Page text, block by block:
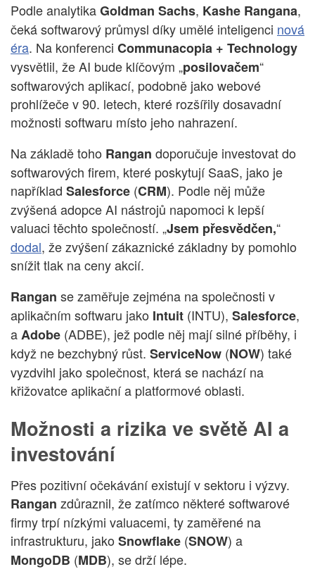
Podle analytikaGoldman Sachs, Kashe Rangana,
čeká softwarový průmysl díky umělé inteligenci nová
éra. Na konferenci Communacopia + Technology
vysvětlil, že AI bude klíčovým „posilovačem“
softwarových aplikací, podobně jako webové
prohlížeče v 90. letech, které rozšířily dosavadní
možnosti softwaru místo jeho nahrazení.
Na základě toho Rangan doporučuje investovat do
softwarových firem, které poskytují SaaS, jako je
například Salesforce (CRM). Podle něj může
zvýšená adopce AI nástrojů napomoci k lepší
valuaci těchto společností. „Jsem přesvědčen,“
dodal, že zvýšení zákaznické základny by pomohlo
snížit tlak na ceny akcií.
Rangan se zaměřuje zejména na společnosti v
aplikačním softwaru jako Intuit (INTU), Salesforce,
aAdobe (ADBE), jež podle něj mají silné příběhy, i
když ne bezchybný růst. ServiceNow (NOW) také
vyzdvihl jako společnost, která se nachází na
křižovatce aplikační a platformové oblasti.
Možnosti a rizika ve světě AI a
investování
Přes pozitivní očekávání existují v sektoru i výzvy.
Rangan zdůraznil, že zatímco některé softwarové
firmy trpí nízkými valuacemi, ty zaměřené na
infrastrukturu, jako Snowflake (SNOW) a
MongoDB (MDB), se drží lépe.